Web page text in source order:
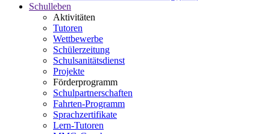
Schulleben
Aktivitäten
Tutoren
Wettbewerbe
Schülerzeitung
Schulsanitätsdienst
Projekte
Förderprogramm
Schulpartnerschaften
Fahrten-Programm
Sprachzertifikate
Lern-Tutoren